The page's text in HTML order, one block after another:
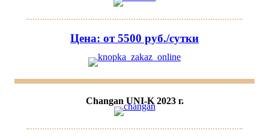
Цена: от 5500 руб./сутки
Changan UNI-K 2023 г.